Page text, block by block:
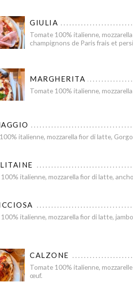
GIULIA
Tomate 100% italienne,
champignons de Paris frais et
MARGHERITA
Tomate 100% italienne,
italienne, mozzarella fior di latte,
italienne, mozzarella fior di latte,
italienne, mozzarella fior di latte,
CALZONE
Tomate 100% italienne,
œuf.